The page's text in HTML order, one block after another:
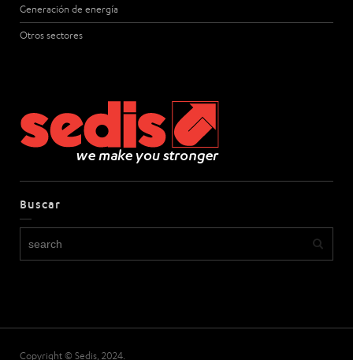
Generación de energía
Otros sectores
Buscar
Copyright © Sedis, 2024.